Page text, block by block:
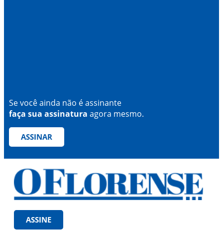
Se você ainda não é assinante
faça sua assinatura agora mesmo.
ASSINAR
ASSINE